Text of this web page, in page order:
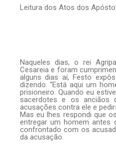
Leitura dos Atos dos
Naqueles dias, o rei
Cesareia e foram
alguns dias aí, Festo
dizendo: “Está aqui um
prisioneiro. Quando eu
sacerdotes e os anciãos
acusações contra ele e
Mas eu lhes respondi que
entregar um homem antes
confrontado com os
da acusação.